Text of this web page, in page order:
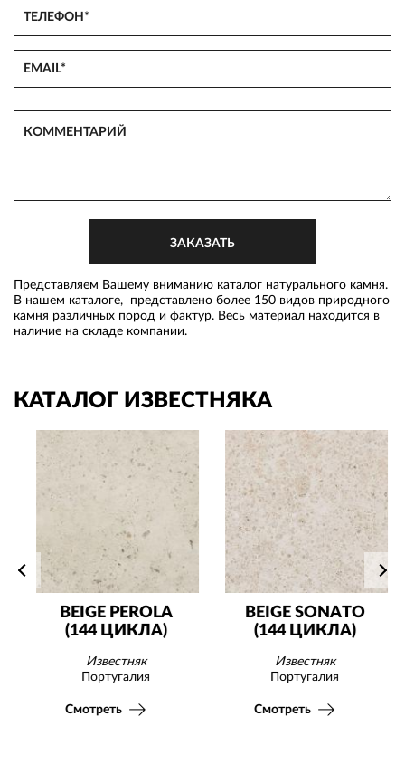
Представляем Вашему вниманию каталог натурального камня.
В нашем каталоге, представлено более 150 видов природного
камня различных пород и фактур. Весь материал находится в
наличие на складе компании.
КАТАЛОГ ИЗВЕСТНЯКА
BEIGE PEROLA
(144 ЦИКЛА)
Известняк
Португалия
Смотреть
BEIGE SONATO
(144 ЦИКЛА)
Известняк
Португалия
Смотреть